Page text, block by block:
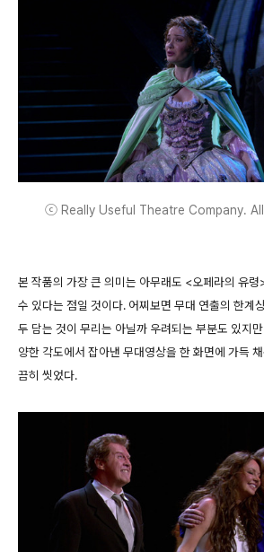
ⓒ Really Useful Theatre Company.
본 작품의 가장 큰 의미는 아무래도 <오페라의 유
수 있다는 점일 것이다. 어찌보면 무대 연출의 한계
두 담는 것이 무리는 아닐까 우려되는 부분도 있지
양한 각도에서 잡아낸 무대영상을 한 화면에 가득
끔히 씻었다.